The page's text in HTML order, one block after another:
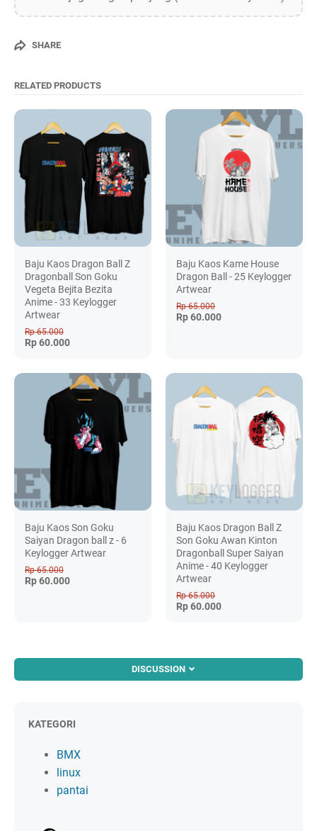
SHARE
RELATED PRODUCTS
Baju Kaos Dragon Ball Z
Dragonball Son Goku
Vegeta Bejita Bezita
Anime - 33 Keylogger
Artwear
Rp 65.000
Rp 60.000
Baju Kaos Kame House
Dragon Ball - 25 Keylogger
Artwear
Rp 65.000
Rp 60.000
Baju Kaos Son Goku
Saiyan Dragon ball z - 6
Keylogger Artwear
Rp 65.000
Rp 60.000
Baju Kaos Dragon Ball Z
Son Goku Awan Kinton
Dragonball Super Saiyan
Anime - 40 Keylogger
Artwear
Rp 65.000
Rp 60.000
DISCUSSION
KATEGORI
BMX
linux
pantai